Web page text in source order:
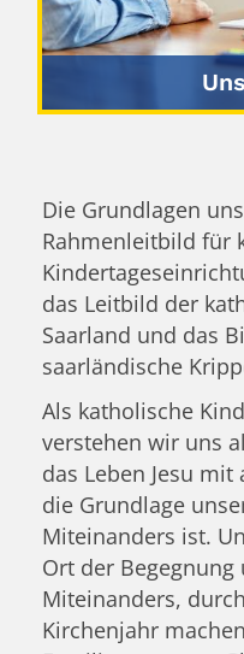
Die Grundlagen
Rahmenleitbild für
das Leitbild der
Saarland und das
saarländische
Als katholische
verstehen wir uns
das Leben Jesu
die Grundlage
Miteinanders ist.
Ort der
Miteinanders,
Kirchenjahr